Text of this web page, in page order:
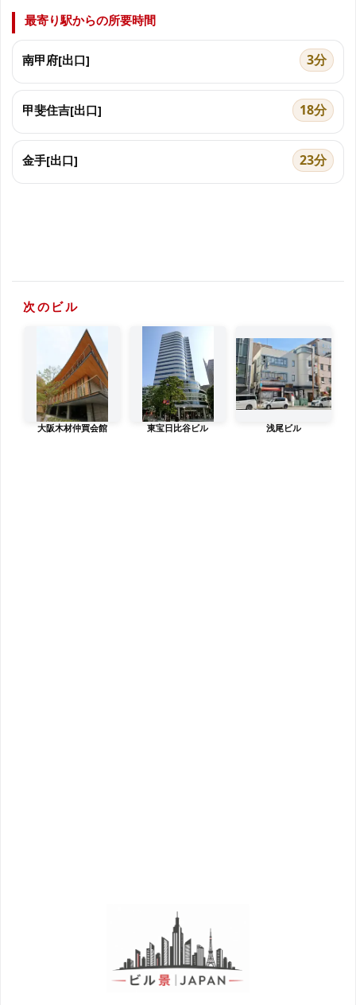
最寄り駅からの所要時間
南甲府[出口] 3分
甲斐住吉[出口] 18分
金手[出口] 23分
次のビル
大阪木材仲買会館 東宝日比谷ビル 浅尾ビル